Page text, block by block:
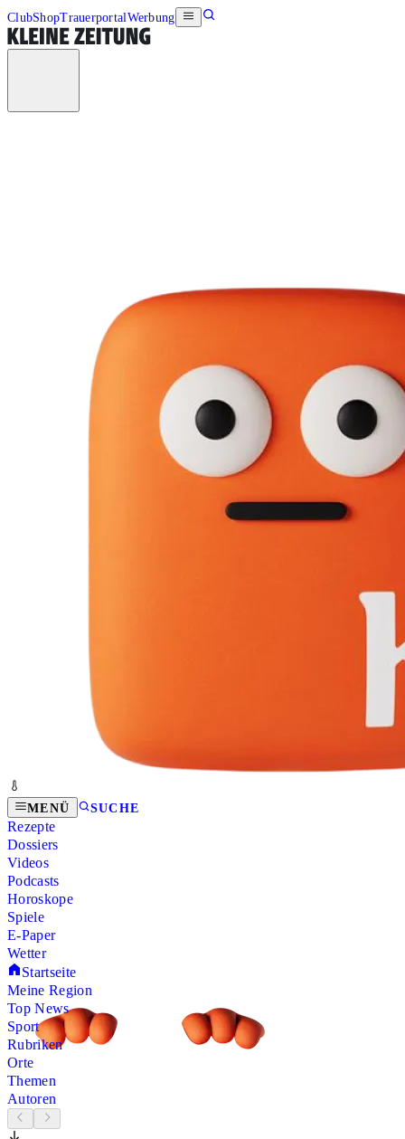
ClubShopTrauerportalWerbung
MENÜ SUCHE
Rezepte
Dossiers
Videos
Podcasts
Horoskope
Spiele
E-Paper
Wetter
Startseite
Meine Region
Top News
Sport
Rubriken
Orte
Themen
Autoren